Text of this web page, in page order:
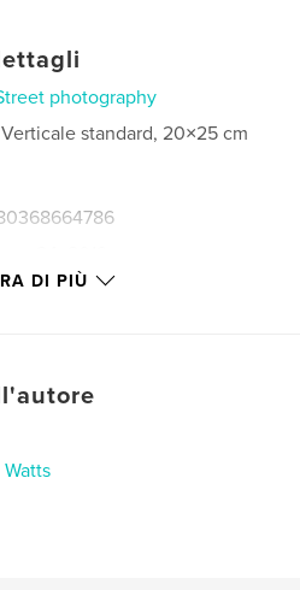
photography
Verticale standard, 20×25 cm
DI PIÙ